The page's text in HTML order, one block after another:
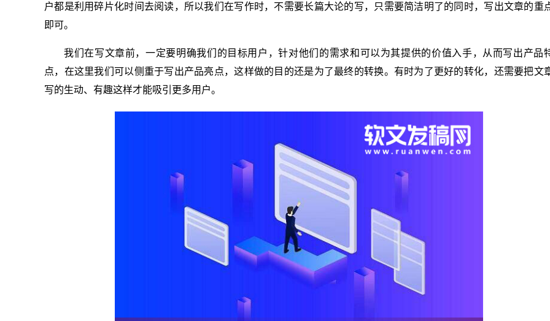
户都是利用碎片化时间去阅读，所以我们在写作时，不需要长篇大论的写，只需要简洁明了的同时，写出文章的重
即可。
我们在写文章前，一定要明确我们的目标用户，针对他们的需求和可以为其提供的价值入手，从而写出产品
点，在这里我们可以侧重于写出产品亮点，这样做的目的还是为了最终的转换。有时为了更好的转化，还需要把文
写的生动、有趣这样才能吸引更多用户。